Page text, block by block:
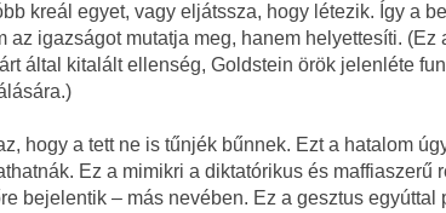
kreál egyet, vagy eljátssza, hogy létezik. Így a
az igazságot mutatja meg, hanem helyettesíti. (Ez
által kitalált ellenség, Goldstein örök jelenléte
hogy a tett ne is tűnjék bűnnek. Ezt a hatalom
Ez a mimikri a diktatórikus és maffiaszerű
bejelentik – más nevében. Ez a gesztus egyúttal